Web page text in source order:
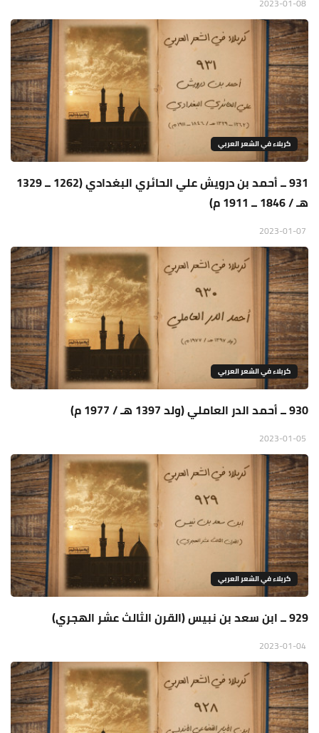
كربلاء في الشعر العربي
931 ــ أحمد بن درويش علي الحائري البغدادي (1262 ــ 1329
هـ / 1846 ــ 1911 م)
كربلاء في الشعر العربي
930 ــ أحمد الدر العاملي (ولد 1397 هـ / 1977 م)
كربلاء في الشعر العربي
929 ــ ابن سعد بن نبيس (القرن الثالث عشر الهجري)